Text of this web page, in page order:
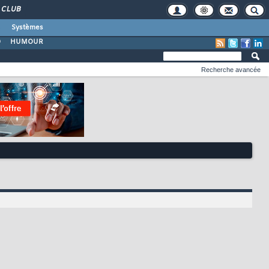
CLUB
Systèmes
HUMOUR
Recherche avancée